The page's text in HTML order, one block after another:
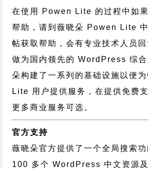
在使用 Powen Lite 的过程中如
帮助，请到薇晓朵 Powen Lite
帖获取帮助，会有专业技术人员回
做为国内领先的 WordPress 综
朵构建了一系列的基础设施以便
Lite 用户提供服务，在提供免费
更多商业服务可选。
官方支持
薇晓朵官方提供了一个全局搜索
100 多个 WordPress 中文资源